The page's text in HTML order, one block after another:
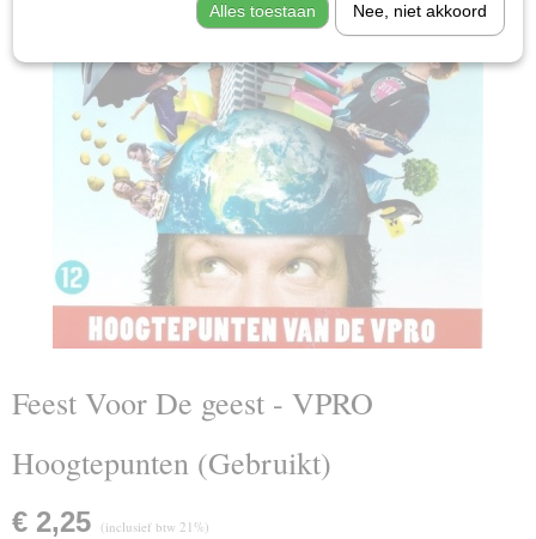
Feest Voor De geest - VPRO
Hoogtepunten (Gebruikt)
€ 2,25 (inclusief btw 21%)
Alles toestaan Nee, niet akkoord